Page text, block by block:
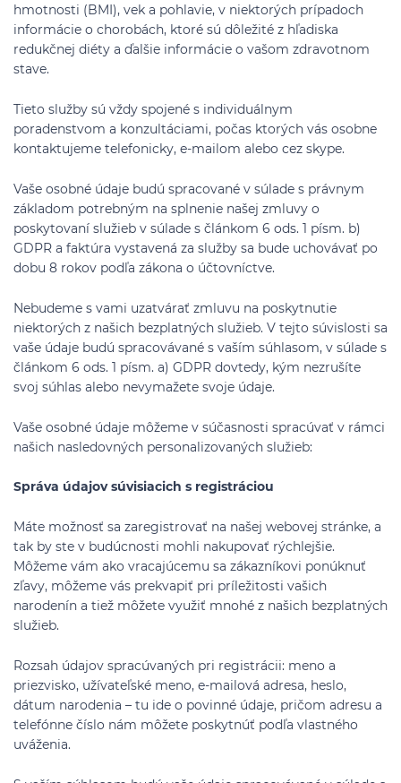
hmotnosti (BMI), vek a pohlavie, v niektorých prípadoch
informácie o chorobách, ktoré sú dôležité z hľadiska
redukčnej diéty a ďalšie informácie o vašom zdravotnom
stave.
Tieto služby sú vždy spojené s individuálnym
poradenstvom a konzultáciami, počas ktorých vás osobne
kontaktujeme telefonicky, e-mailom alebo cez skype.
Vaše osobné údaje budú spracované v súlade s právnym
základom potrebným na splnenie našej zmluvy o
poskytovaní služieb v súlade s článkom 6 ods. 1 písm. b)
GDPR a faktúra vystavená za služby sa bude uchovávať po
dobu 8 rokov podľa zákona o účtovníctve.
Nebudeme s vami uzatvárať zmluvu na poskytnutie
niektorých z našich bezplatných služieb. V tejto súvislosti sa
vaše údaje budú spracovávané s vaším súhlasom, v súlade s
článkom 6 ods. 1 písm. a) GDPR dovtedy, kým nezrušíte
svoj súhlas alebo nevymažete svoje údaje.
Vaše osobné údaje môžeme v súčasnosti spracúvať v rámci
našich nasledovných personalizovaných služieb:
Správa údajov súvisiacich s registráciou
Máte možnosť sa zaregistrovať na našej webovej stránke, a
tak by ste v budúcnosti mohli nakupovať rýchlejšie.
Môžeme vám ako vracajúcemu sa zákazníkovi ponúknuť
zľavy, môžeme vás prekvapiť pri príležitosti vašich
narodenín a tiež môžete využiť mnohé z našich bezplatných
služieb.
Rozsah údajov spracúvaných pri registrácii: meno a
priezvisko, užívateľské meno, e-mailová adresa, heslo,
dátum narodenia – tu ide o povinné údaje, pričom adresu a
telefónne číslo nám môžete poskytnúť podľa vlastného
uváženia.